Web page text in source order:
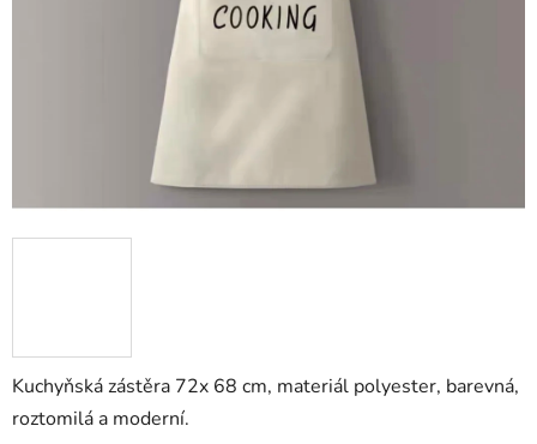
Kuchyňská zástěra 72x 68 cm, materiál polyester, barevná,
roztomilá a moderní.